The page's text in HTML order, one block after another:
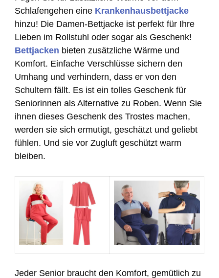
Schlafengehen eine Krankenhausbettjacke
hinzu! Die Damen-Bettjacke ist perfekt für Ihre
Lieben im Rollstuhl oder sogar als Geschenk!
Bettjacken bieten zusätzliche Wärme und
Komfort. Einfache Verschlüsse sichern den
Umhang und verhindern, dass er von den
Schultern fällt. Es ist ein tolles Geschenk für
Seniorinnen als Alternative zu Roben. Wenn Sie
ihnen dieses Geschenk des Trostes machen,
werden sie sich ermutigt, geschätzt und geliebt
fühlen. Und sie vor Zugluft geschützt warm
bleiben.
Jeder Senior braucht den Komfort, gemütlich zu